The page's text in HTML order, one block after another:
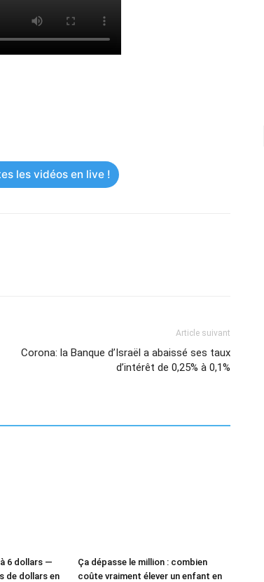
les vidéos en live !
Article suivant
Corona: la Banque d’Israël a abaissé ses taux
d’intérêt de 0,25% à 0,1%
6 dollars —
de dollars en
Ça dépasse le million : combien
coûte vraiment élever un enfant en